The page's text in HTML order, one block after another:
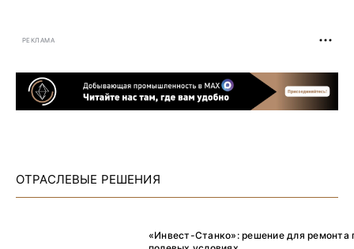
РЕКЛАМА
ОТРАСЛЕВЫЕ РЕШЕНИЯ
«Инвест-Станко»: решение для ремонта